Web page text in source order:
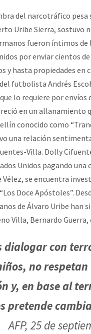
del narcotráfico pesa
Uribe Sierra, sostuvo
fueron íntimos
por enviar cientos
y hasta propiedades
futbolista Andrés
lo requiere por
en un allanamiento
conocido como
una relación
Villa. Dolly
Unidos pagando
se encuentra
Doce Apóstoles”.
de Álvaro Uribe han
Villa, Bernardo
dialogar con
no
y, en base al
pretende
AFP, 25 de